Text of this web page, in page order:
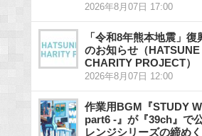
2026年8月07日 17:00
「令和8年熊本地震」
のお知らせ（
CHARITY PROJECT）
2026年8月07日 12:00
作業用BGM『STUDY
part6 -』が『39ch』で
レンジシリーズの締めく